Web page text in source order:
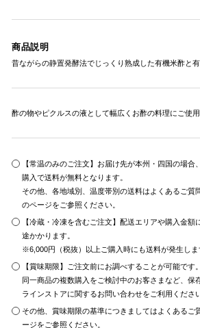
商品説明
昔ながらの静置発酵法でじっくり熟成した有機米酢と
酢の物やピクルスの液として幅広くお酢の料理にご使用
【常温のみのご注文】お届け先が本州・四国の場合
購入で送料が無料となります。
その他、各地域別、温度帯別の送料はよくあるご質
のページをご参照ください。
【冷蔵・冷凍を含むご注文】配送エリアや購入金額
途かかります。
※6,000円（税抜）以上ご購入時にも送料が発生しま
【賞味期限】ご注文前にお調べすることが可能です。
同一商品の複数購入をご検討中のお客さまなど、保
ラインストアに関するお問い合わせをご利用ください
その他、賞味期限の基準につきましてはよくあるご
ージをご参照ください。